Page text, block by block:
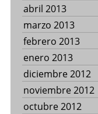
abril 2013
marzo 2013
febrero 2013
enero 2013
diciembre 2012
noviembre 2012
octubre 2012